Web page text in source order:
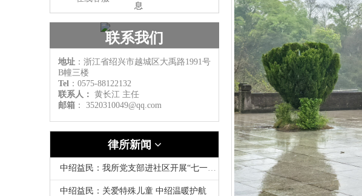
联系我们
地址 ：浙江省绍兴市越城区大禹路1991号
B幢三楼
Tel ：0575-88122132
联系人： 黄长江 主任
邮箱 ： 3520310049@qq.com
律所新闻
中绍益民：我所党支部进社区开展“七一”慰问老党员活动
中绍益民：关爱特殊儿童 中绍温暖护航